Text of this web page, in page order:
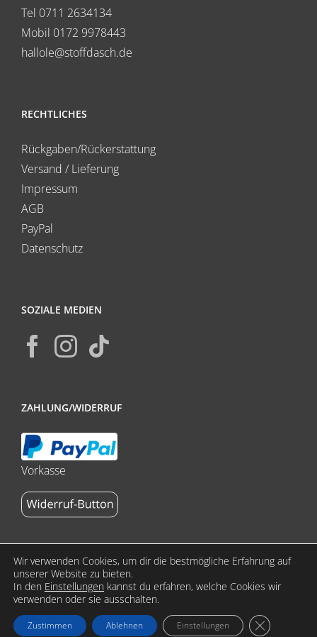
Tel 0711 2634134
Mobil 0172 9978443
hallole@stoffdasch.de
RECHTLICHES
Rückgaben/Rückerstattung
Versand / Lieferung
Impressum
AGB
PayPal
Datenschutz
SOZIALE MEDIEN
ZAHLUNG/WIDERRUF
Vorkasse
Copyright 2023 stoffdasch.de by ReklameFabrik | All Rights
Versandkosten.
Wir verwenden Cookies, um dir die bestmögliche Erfahrung auf
unserer Website zu bieten.
In den Einstellungen kannst du erfahren, welche Cookies wir
verwenden oder sie ausschalten.
Zustimmen Ablehnen Einstellungen GDPR